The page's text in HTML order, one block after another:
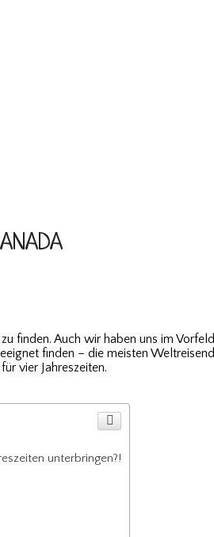
finden. Auch wir haben uns im
finden – die meisten
vier Jahreszeiten.
unterbringen?!